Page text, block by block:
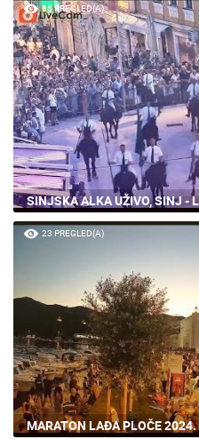
65 PREGLED(A)
SINJSKA ALKA UŽIVO, SINJ -
23 PREGLED(A)
MARATON LAĐA PLOČE